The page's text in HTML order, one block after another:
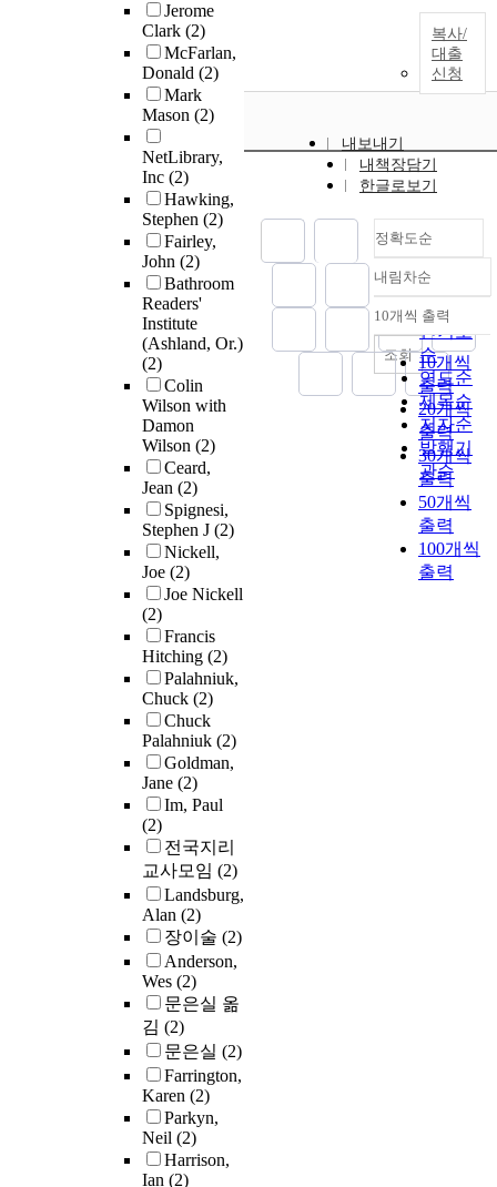
Jerome
Clark (2)
McFarlan,
Donald (2)
Mark
Mason (2)
NetLibrary,
Inc (2)
Hawking,
Stephen (2)
Fairley,
John (2)
Bathroom
Readers'
Institute
(Ashland, Or.)
(2)
Colin
Wilson with
Damon
Wilson (2)
Ceard,
Jean (2)
Spignesi,
Stephen J (2)
Nickell,
Joe (2)
Joe Nickell
(2)
Francis
Hitching (2)
Palahniuk,
Chuck (2)
Chuck
Palahniuk (2)
Goldman,
Jane (2)
Im, Paul
(2)
전국지리
교사모임 (2)
Landsburg,
Alan (2)
장이술 (2)
Anderson,
Wes (2)
문은실 옮
김 (2)
문은실 (2)
Farrington,
Karen (2)
Parkyn,
Neil (2)
Harrison,
Ian (2)
복사/
대출
신청
내보내기
내책장담기
한글로보기
정확도순
정확도
순
인기도
순
연도순
제목순
저자순
발행기
관순
내림차순
내림차순
10개씩 출력
10개씩
출력
20개씩
출력
30개씩
출력
50개씩
출력
100개씩
출력
조회